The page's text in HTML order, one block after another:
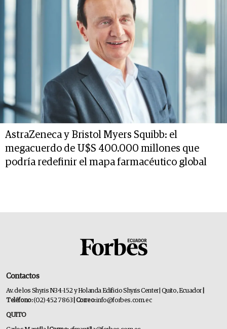
AstraZeneca y Bristol Myers Squibb: el
megacuerdo de U$S 400.000 millones que
podría redefinir el mapa farmacéutico global
Contactos
Av. de los Shyris N34-152 y Holanda Edificio Shyris Center | Quito, Ecuador
Teléfono:(02) 452 7863 | Correo:info@forbes.com.ec
QUITO